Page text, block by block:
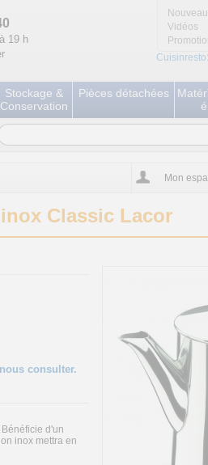
19 h
Vidéos
Stockage &
Conservation
Pièces détachées
Mon
Classic Lacor
consulter.
d'un
inox mettra en